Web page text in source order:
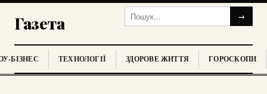
Газета →
БІЗНЕС ТЕХНОЛОГІЇ ЗДОРОВЕ ЖИТТЯ ГОРОСКОПИ